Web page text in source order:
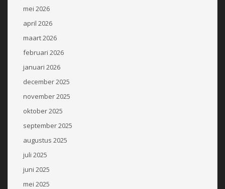
mei 2026
april 2026
maart 2026
februari 2026
januari 2026
december 2025
november 2025
oktober 2025
september 2025
augustus 2025
juli 2025
juni 2025
mei 2025